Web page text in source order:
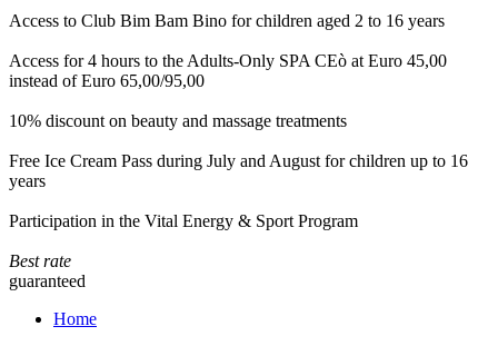
Access to Club Bim Bam Bino for children aged 2 to 16 years
Access for 4 hours to the Adults-Only SPA CEò at Euro 45,00
instead of Euro 65,00/95,00
10% discount on beauty and massage treatments
Free Ice Cream Pass during July and August for children up to 16
years
Participation in the Vital Energy & Sport Program
Best rate
guaranteed
Home